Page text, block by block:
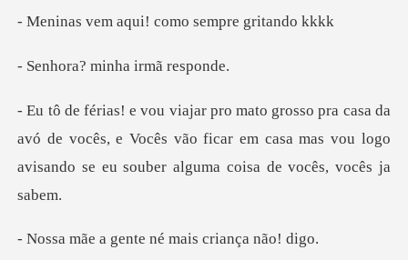
qui! como sempr
minha irm
da
avó de vocês, e Vocês vão ficar em casa mas vou logo
a
ente né mais cr